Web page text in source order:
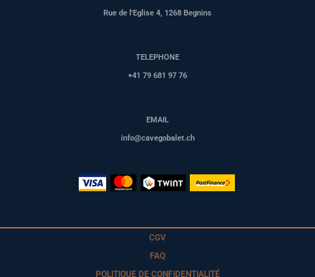
Rue de l'Eglise 4, 1268 Begnins
TELEPHONE
+41 79 681 97 76
EMAIL
info@cavegobalet.ch
CGV
FAQ
POLITIQUE DE CONFIDENTIALITÉ